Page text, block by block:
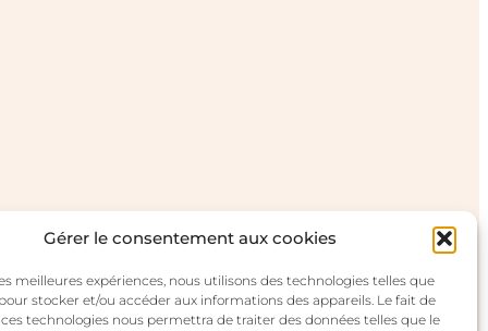
Gérer le consentement aux cookies
meilleures expériences, nous utilisons des technologies telles que
stocker et/ou accéder aux informations des appareils. Le fait de
technologies nous permettra de traiter des données telles que le